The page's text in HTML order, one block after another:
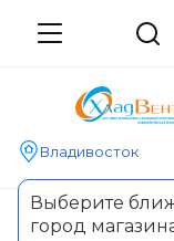
Владивосток
Выберите
город
Главная